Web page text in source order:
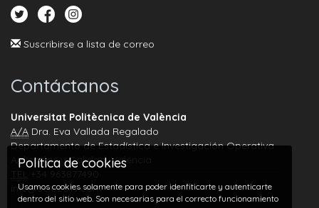
Suscribirse a lista de correo
Contáctanos
Universitat Politècnica de València
A/A Dra. Eva Vallada Regalado
Departamento de Estadística e Investigación Operativa
Aplicadas y Calidad, Valencia
info@seio2019.com
Política de cookies
Usamos cookies solamente para poder idenfiticarte y autenticarte
dentro del sitio web. Son necesarias para el correcto funcionamiento